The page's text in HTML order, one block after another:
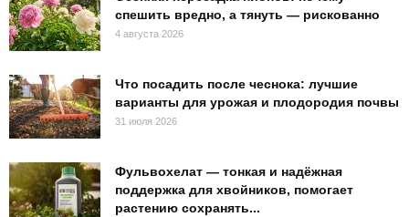
спешить вредно, а тянуть — рискованно
4 августа 2026
Что посадить после чеснока: лучшие
варианты для урожая и плодородия почвы
31 июля 2026
Фульвохелат — тонкая и надёжная
поддержка для хвойников, помогает
растению сохранять...